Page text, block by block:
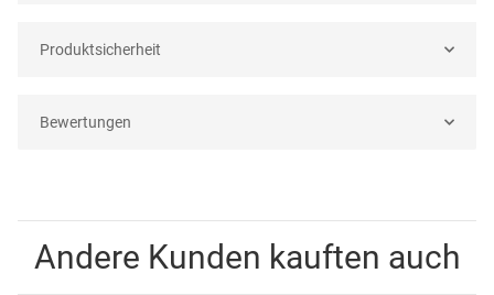
Produktsicherheit
Bewertungen
Andere Kunden kauften auch